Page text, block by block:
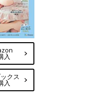
入
クス
入